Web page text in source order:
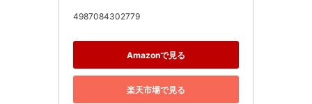
4987084302779
Amazonで見る
楽天市場で見る